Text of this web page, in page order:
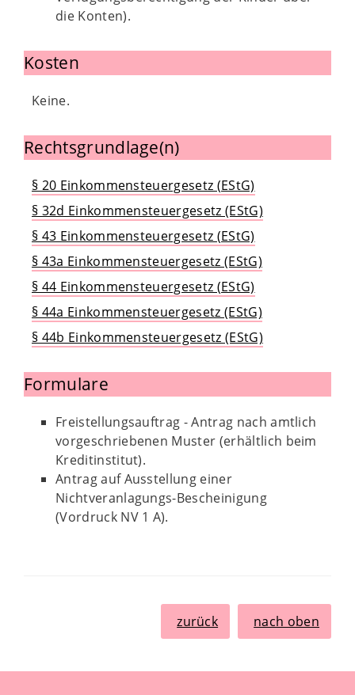
die Konten).
Kosten
Keine.
Rechtsgrundlage(n)
§ 20 Einkommensteuergesetz (EStG)
§ 32d Einkommensteuergesetz (EStG)
§ 43 Einkommensteuergesetz (EStG)
§ 43a Einkommensteuergesetz (EStG)
§ 44 Einkommensteuergesetz (EStG)
§ 44a Einkommensteuergesetz (EStG)
§ 44b Einkommensteuergesetz (EStG)
Formulare
Freistellungsauftrag - Antrag nach amtlich
vorgeschriebenen Muster (erhältlich beim
Kreditinstitut).
Antrag auf Ausstellung einer
Nichtveranlagungs-Bescheinigung
(Vordruck NV 1 A).
zurück nach oben